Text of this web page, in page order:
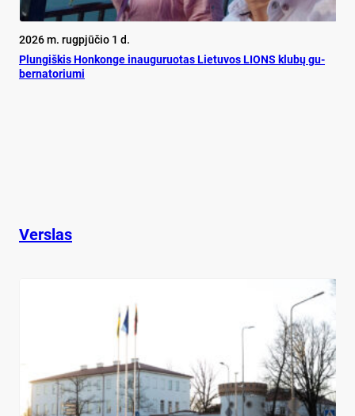
2026 m. rugpjūčio 1 d.
Plun­giš­kis Hon­kon­ge inau­gu­ruo­tas Lie­tu­vos LIONS klu­bų gu­
ber­na­to­riu­mi
Verslas